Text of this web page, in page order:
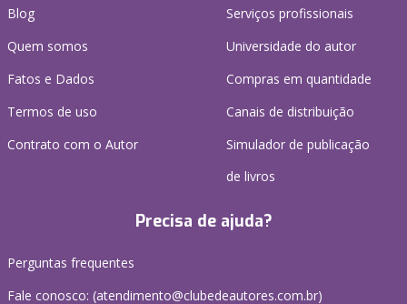
Blog
Quem somos
Fatos e Dados
Termos de uso
Contrato com o Autor
Serviços profissionais
Universidade do autor
Compras em quantidade
Canais de distribuição
Simulador de publicação
de livros
Precisa de ajuda?
Perguntas frequentes
Fale conosco: (atendimento@clubedeautores.com.br)